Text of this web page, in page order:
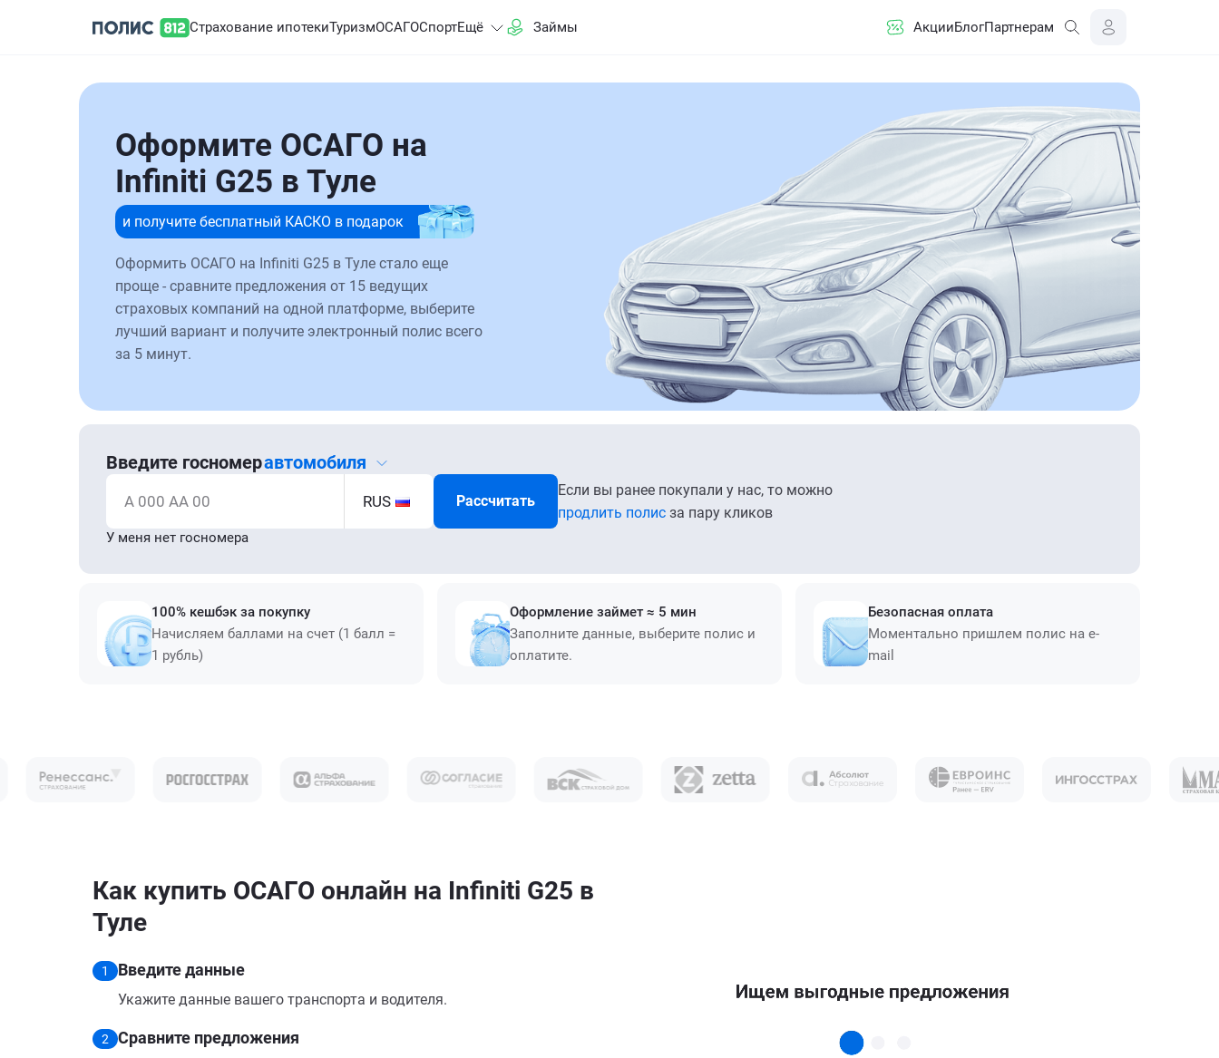
Страхование ипотекиТуризмОСАГОСпортЕщё Займы АкцииБлогПартнерам
Оформите ОСАГО на
Infiniti G25 в Туле
и получите бесплатный КАСКО в подарок
Оформить ОСАГО на Infiniti G25 в Туле стало еще
проще - сравните предложения от 15 ведущих
страховых компаний на одной платформе, выберите
лучший вариант и получите электронный полис всего
за 5 минут.
Введите госномеравтомобиля
А 000 АА 00 RUS Рассчитать
Если вы ранее покупали у нас, то можно
продлить полис за пару кликов
У меня нет госномера
100% кешбэк за покупку
Начисляем баллами на счет (1 балл =
1 рубль)
Оформление займет ≈ 5 мин
Заполните данные, выберите полис и
оплатите.
Безопасная оплата
Моментально пришлем полис на e-
mail
Как купить ОСАГО онлайн на Infiniti G25 в
Туле
1 Введите данные
Укажите данные вашего транспорта и водителя.
2 Сравните предложения